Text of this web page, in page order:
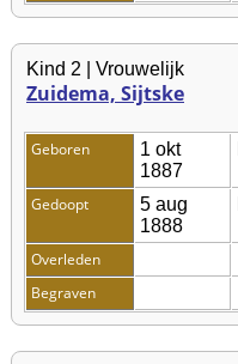
Kind 2 | Vrouwelijk
Zuidema, Sijtske
Geboren
1 okt
1887
Gedoopt
5 aug
1888
Overleden
Begraven